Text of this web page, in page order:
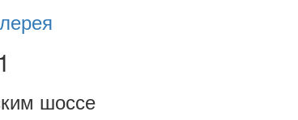
шоссе